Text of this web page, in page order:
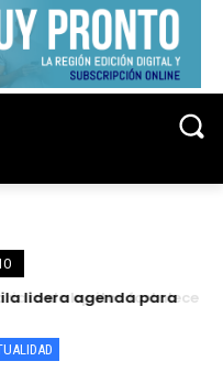
lidera agenda para
de Iquitos fortalece